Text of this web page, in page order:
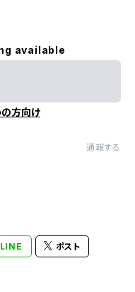
available
方向け
通報する
LINE ポスト